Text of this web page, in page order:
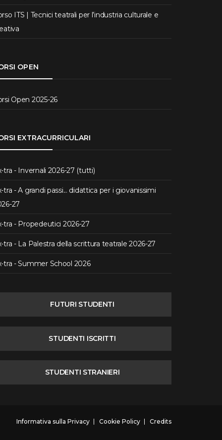
ITS | Tecnici teatrali per l’industria culturale e
OPEN
Open 2025-26
EXTRACURRICULARI
tra - Invernali 2026-27 (tutti)
tra - A grandi passi... didattica per i giovanissimi
27
tra - Propedeutici 2026-27
tra - La Palestra della scrittura teatrale 2026-27
tra - Summer School 2026
FUTURI STUDENTI
STUDENTI ISCRITTI
STUDENTI STRANIERI
Informativa sulla Privacy Cookie Policy Credits